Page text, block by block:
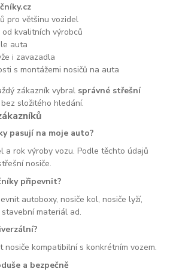
pro většinu vozidel
kvalitních výrobců
auta
i zavazadla
s montážemi nosičů na auta
zákazník vybral správné střešní
bez složitého hledání.
pasují na moje auto?
a rok výroby vozu. Podle těchto údajů
nosiče.
připevnit?
autoboxy, nosiče kol, nosiče lyží,
materiál ad.
nosiče kompatibilní s konkrétním vozem.
a bezpečně